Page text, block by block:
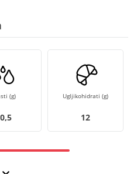
(g) Ugljikohidrati (g)
12